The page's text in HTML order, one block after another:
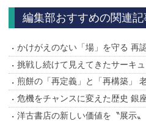
へ
編集部おすすめの関連記
かけがえのない「場」を守る 再
挑戦し続けて見えてきたサーキ
煎餅の「再定義」と「再構築」
危機をチャンスに変えた歴史 銀
洋古書店の新しい価値を〝展示